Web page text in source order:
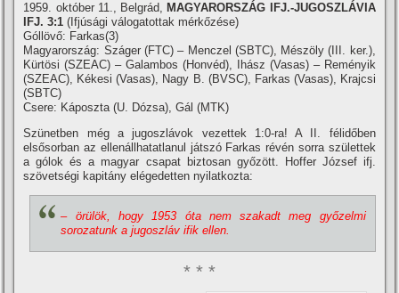
1959. október 11., Belgrád, MAGYARORSZÁG IFJ.-JUGOSZLÁVIA
IFJ. 3:1 (Ifjúsági válogatottak mérkőzése)
Góllövő: Farkas(3)
Magyarország: Száger (FTC) – Menczel (SBTC), Mészöly (III. ker.),
Kürtösi (SZEAC) – Galambos (Honvéd), Ihász (Vasas) – Reményik
(SZEAC), Kékesi (Vasas), Nagy B. (BVSC), Farkas (Vasas), Krajcsi
(SBTC)
Csere: Káposzta (U. Dózsa), Gál (MTK)
Szünetben még a jugoszlávok vezettek 1:0-ra! A II. félidőben
elsősorban az ellenállhatatlanul játszó Farkas révén sorra születtek
a gólok és a magyar csapat biztosan győzött. Hoffer József ifj.
szövetségi kapitány elégedetten nyilatkozta:
– örülök, hogy 1953 óta nem szakadt meg győzelmi
sorozatunk a jugoszláv ifik ellen.
* * *